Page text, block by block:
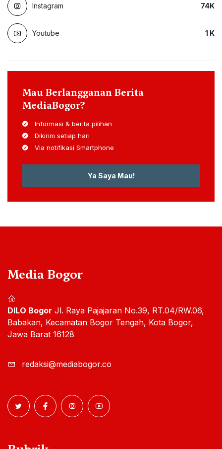
Instagram 74K
Youtube 1 K
Mau Berlangganan Berita
MediaBogor?
Informasi & berita pilihan
Dikirim setiap hari
Via notifikasi Smartphone
Ya Saya Mau!
Media Bogor
DILO Bogor Jl. Raya Pajajaran No.39, RT.04/RW.06,
Babakan, Kecamatan Bogor Tengah, Kota Bogor,
Jawa Barat 16128
redaksi@mediabogor.co